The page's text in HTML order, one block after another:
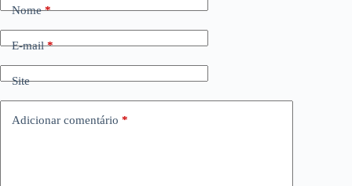
Nome*
E-mail*
Site
Adicionar comentário *